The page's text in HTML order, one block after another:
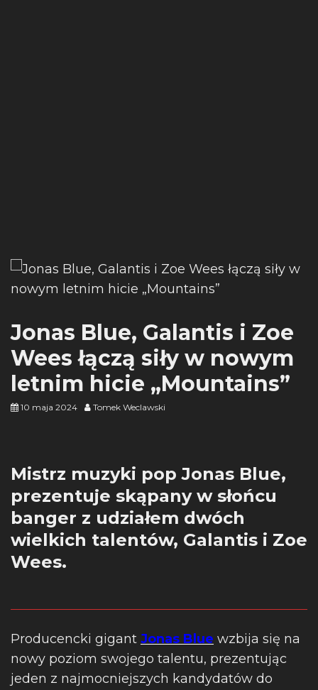
Jonas Blue, Galantis i Zoe
Wees łączą siły w nowym
letnim hicie „Mountains”
10 maja 2024 Tomek Weclawski
Mistrz muzyki pop Jonas Blue,
prezentuje skąpany w słońcu
banger z udziałem dwóch
wielkich talentów, Galantis i Zoe
Wees.
Producencki gigant Jonas Blue wzbija się na
nowy poziom swojego talentu, prezentując
jeden z najmocniejszych kandydatów do